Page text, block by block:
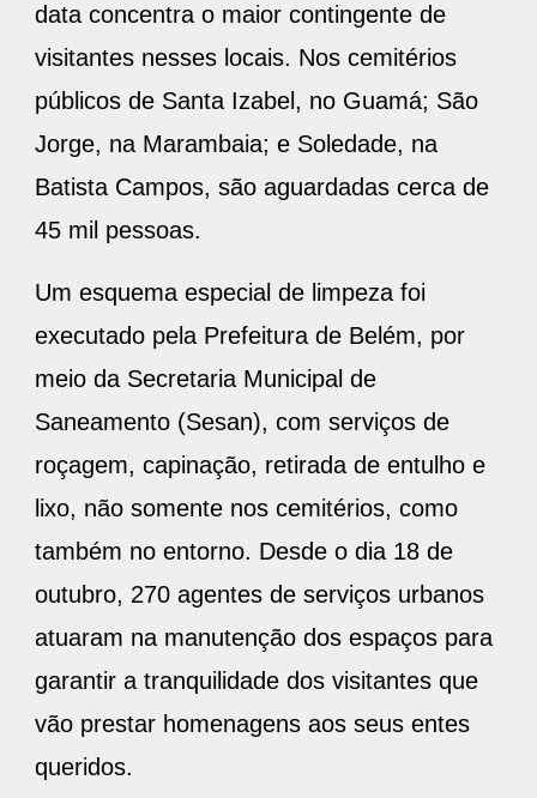
data concentra o maior contingente de
visitantes nesses locais. Nos cemitérios
públicos de Santa Izabel, no Guamá; São
Jorge, na Marambaia; e Soledade, na
Batista Campos, são aguardadas cerca de
45 mil pessoas.
Um esquema especial de limpeza foi
executado pela Prefeitura de Belém, por
meio da Secretaria Municipal de
Saneamento (Sesan), com serviços de
roçagem, capinação, retirada de entulho e
lixo, não somente nos cemitérios, como
também no entorno. Desde o dia 18 de
outubro, 270 agentes de serviços urbanos
atuaram na manutenção dos espaços para
garantir a tranquilidade dos visitantes que
vão prestar homenagens aos seus entes
queridos.